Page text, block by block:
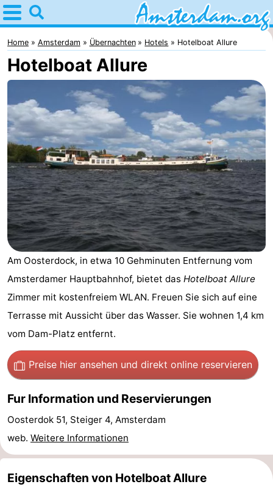
Home
Amsterdam
Interessante
Ausflüge
Kindern
Für
Junge
Erwachsene
Kostenlos
Übernachten
Appartements
Campingplätze
Ferienhäuser
Het
Bos
-
Zimmer
(mit
Frühstück)
Lastminutes
Museen
Attraktionen
Sehen
Home Amsterdam Übernachten Hotels Hotelboat Allure
Hotelboat Allure
Am Oosterdock, in etwa 10 Gehminuten Entfernung vom
Amsterdamer Hauptbahnhof, bietet das Hotelboat Allure
Zimmer mit kostenfreiem WLAN. Freuen Sie sich auf eine
Terrasse mit Aussicht über das Wasser. Sie wohnen 1,4 km
vom Dam-Platz entfernt.
Preise hier ansehen und direkt online reservieren
Fur Information und Reservierungen
Oosterdok 51, Steiger 4, Amsterdam
web. Weitere Informationen
Eigenschaften von Hotelboat Allure